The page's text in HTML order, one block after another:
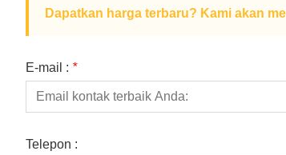
Dapatkan harga terbaru? Kami akan
E-mail : *
Telepon :